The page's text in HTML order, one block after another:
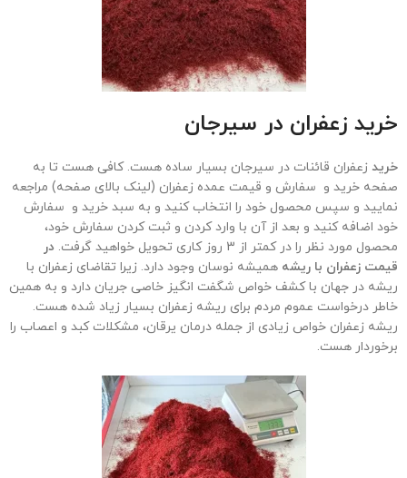
خرید زعفران در سیرجان
خرید زعفران قائنات در سیرجان بسیار ساده هست. کافی هست تا به
صفحه خرید و سفارش و قیمت عمده زعفران (لینک بالای صفحه) مراجعه
نمایید و سپس محصول خود را انتخاب کنید و به سبد خرید و سفارش
خود اضافه کنید و بعد از آن با وارد کردن و ثبت کردن سفارش خود،
محصول مورد نظر را در کمتر از 3 روز کاری تحویل خواهید گرفت.
در
قیمت زعفران با ریشه همیشه نوسان وجود دارد. زیرا تقاضای زعفران با
ریشه در جهان با کشف خواص شگفت انگیز خاصی جریان دارد و به همین
خاطر درخواست عموم مردم برای ریشه زعفران بسیار زیاد شده هست.
ریشه زعفران خواص زیادی از جمله درمان یرقان، مشکلات کبد و اعصاب را
برخوردار هست.